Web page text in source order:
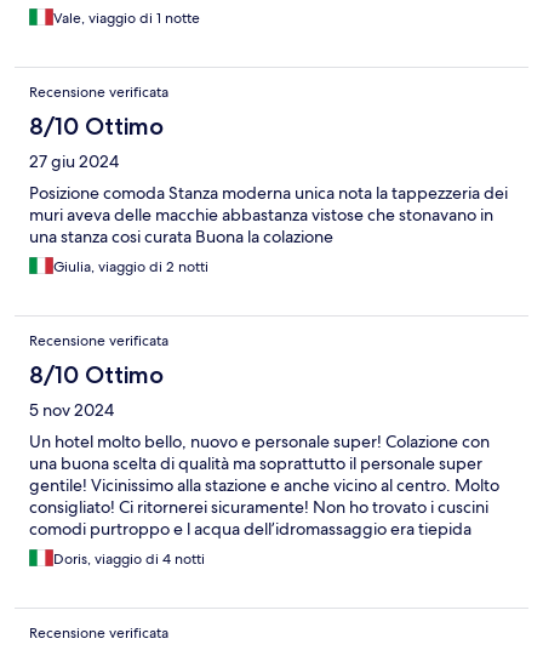
Vale, viaggio di 1 notte
Recensione verificata
8/10 Ottimo
27 giu 2024
Posizione comoda Stanza moderna unica nota la tappezzeria dei
muri aveva delle macchie abbastanza vistose che stonavano in
una stanza cosi curata Buona la colazione
Giulia, viaggio di 2 notti
Recensione verificata
8/10 Ottimo
5 nov 2024
Un hotel molto bello, nuovo e personale super! Colazione con
una buona scelta di qualità ma soprattutto il personale super
gentile! Vicinissimo alla stazione e anche vicino al centro. Molto
consigliato! Ci ritornerei sicuramente! Non ho trovato i cuscini
comodi purtroppo e l acqua dell’idromassaggio era tiepida
fredda non calda e sicuramente non 34 gradi quando l’abbiamo
usato in mattinata, SPA molto carina e funzionale.
Doris, viaggio di 4 notti
Recensione verificata